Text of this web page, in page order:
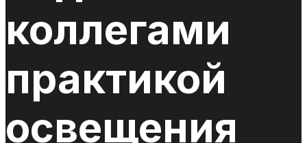
коллегами
практикой
освещения